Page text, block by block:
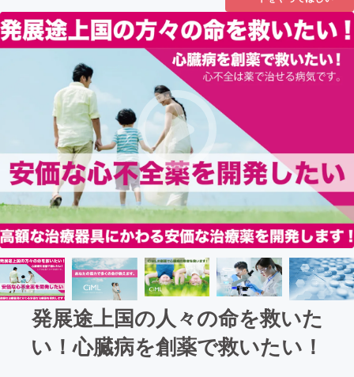
発展途上国の人々の命を救いた
い！心臓病を創薬で救いたい！